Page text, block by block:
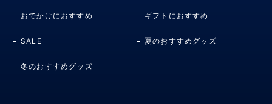
おでかけにおすすめ ギフトにおすすめ
SALE 夏のおすすめグッズ
冬のおすすめグッズ